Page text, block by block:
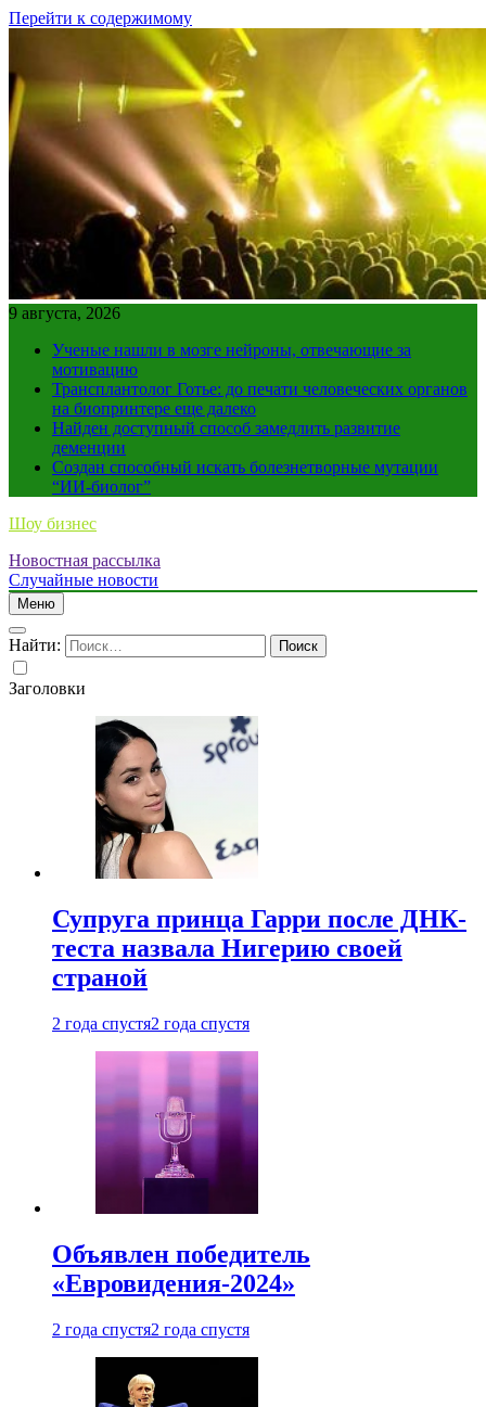
Перейти к содержимому
9 августа, 2026
Ученые нашли в мозге нейроны, отвечающие за
мотивацию
Трансплантолог Готье: до печати человеческих органов
на биопринтере еще далеко
Найден доступный способ замедлить развитие
деменции
Создан способный искать болезнетворные мутации
“ИИ-биолог”
Шоу бизнес
Новостная рассылка
Случайные новости
Меню
Найти:
Заголовки
Супруга принца Гарри после ДНК-
теста назвала Нигерию своей
страной
2 года спустя2 года спустя
Объявлен победитель
«Евровидения-2024»
2 года спустя2 года спустя